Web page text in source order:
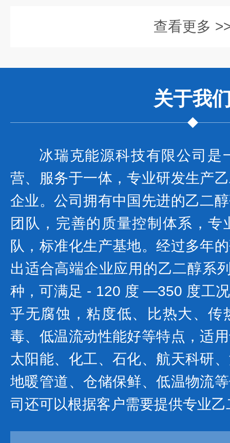
查看更多
关于我
冰瑞克能源科技有限公司是
营、服务于一体，专业研发生产
企业。公司拥有中国先进的乙二
团队，完善的质量控制体系，
队，标准化生产基地。经过多年
出适合高端企业应用的乙二醇系
种，可满足 - 120 度 —350 度工
乎无腐蚀，粘度低、比热大、传
毒、低温流动性能好等特点，适
太阳能、化工、石化、航天科研
地暖管道、仓储保鲜、低温物流
司还可以根据客户需要提供专业